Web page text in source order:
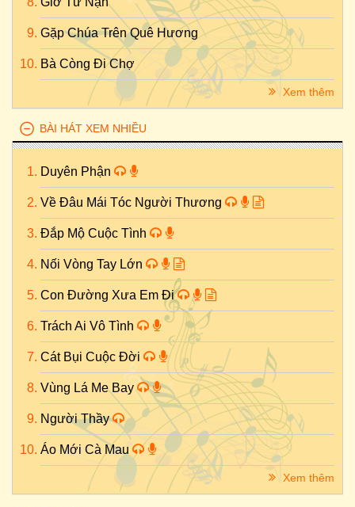
Gặp Chúa Trên Quê Hương
Bà Còng Đi Chợ
Xem thêm
BÀI HÁT XEM NHIỀU
Duyên Phận
Về Đâu Mái Tóc Người Thương
Đắp Mộ Cuộc Tình
Nối Vòng Tay Lớn
Con Đường Xưa Em Đi
Trách Ai Vô Tình
Cát Bụi Cuộc Đời
Vùng Lá Me Bay
Người Thầy
Áo Mới Cà Mau
Xem thêm